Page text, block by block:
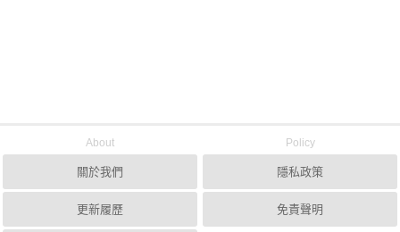
About
關於我們
更新履歷
Policy
隱私政策
免責聲明